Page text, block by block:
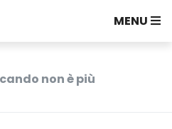
MENU
non è più